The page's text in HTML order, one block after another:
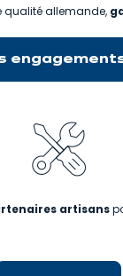
qualité allemande,
artisans